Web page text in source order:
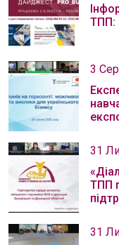
ТПП:
3
31
ТПП
31